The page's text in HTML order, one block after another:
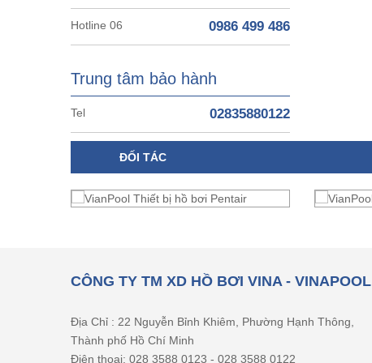
Hotline 06 0986 499 486
Trung tâm bảo hành
Tel 02835880122
ĐỐI TÁC
CÔNG TY TM XD HỒ BƠI VINA - VINAPOOL
Địa Chỉ : 22 Nguyễn Bỉnh Khiêm, Phường Hạnh Thông,
Thành phố Hồ Chí Minh
Điện thoại: 028 3588 0123 - 028 3588 0122